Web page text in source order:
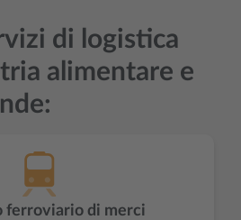
di logistica
alimentare e
ferroviario di merci